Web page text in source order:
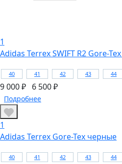
1
Adidas Terrex SWIFT R2 Gore-
40 41 42 43 44
9 000 ₽ 6 500 ₽
Подробнее
1
Adidas Terrex Gore-Tex черные
40 41 42 43 44